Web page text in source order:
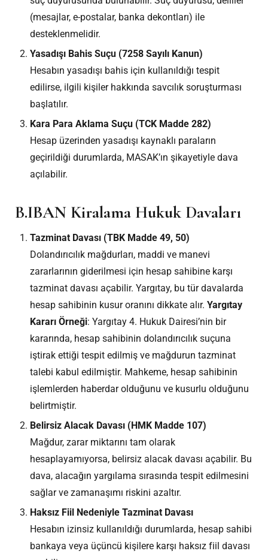
(mesajlar, e-postalar, banka dekontları) ile
desteklenmelidir.
Yasadışı Bahis Suçu (7258 Sayılı Kanun)
Hesabın yasadışı bahis için kullanıldığı tespit
edilirse, ilgili kişiler hakkında savcılık soruşturması
başlatılır.
Kara Para Aklama Suçu (TCK Madde 282)
Hesap üzerinden yasadışı kaynaklı paraların
geçirildiği durumlarda, MASAK’ın şikayetiyle dava
açılabilir.
B.IBAN Kiralama Hukuk Davaları
Tazminat Davası (TBK Madde 49, 50)
Dolandırıcılık mağdurları, maddi ve manevi
zararlarının giderilmesi için hesap sahibine karşı
tazminat davası açabilir. Yargıtay, bu tür davalarda
hesap sahibinin kusur oranını dikkate alır. Yargıtay
Kararı Örneği: Yargıtay 4. Hukuk Dairesi’nin bir
kararında, hesap sahibinin dolandırıcılık suçuna
iştirak ettiği tespit edilmiş ve mağdurun tazminat
talebi kabul edilmiştir. Mahkeme, hesap sahibinin
işlemlerden haberdar olduğunu ve kusurlu olduğunu
belirtmiştir.
Belirsiz Alacak Davası (HMK Madde 107)
Mağdur, zarar miktarını tam olarak
hesaplayamıyorsa, belirsiz alacak davası açabilir. Bu
dava, alacağın yargılama sırasında tespit edilmesini
sağlar ve zamanaşımı riskini azaltır.
Haksız Fiil Nedeniyle Tazminat Davası
Hesabın izinsiz kullanıldığı durumlarda, hesap sahibi
bankaya veya üçüncü kişilere karşı haksız fiil davası